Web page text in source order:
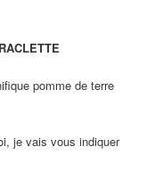
pomme de terre
je vais vous indiquer